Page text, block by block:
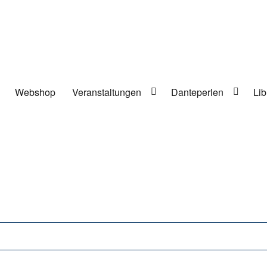
Webshop Veranstaltungen Danteperlen